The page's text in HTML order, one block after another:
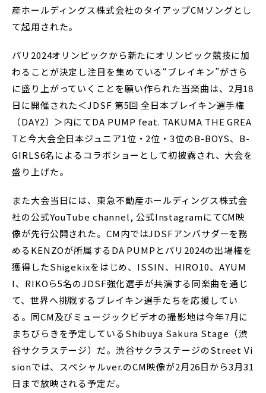
産ホールディングス株式会社のタイアップCMソングとし
て起用された。
パリ2024オリンピックから新たにオリンピック競技に加
わることが決定し注目を集めている“ブレイキン”がさら
に盛り上がっていくことを願い作られた当楽曲は、2月18
日に開催された＜JDSF 第5回 全日本ブレイキン選手権
（DAY2）＞内にてDA PUMP feat. TAKUMA THE GREA
Tと今大会全日本ジュニア1位・2位・3位のB-BOYS、B-
GIRLS6名によるコラボショーとして初披露され、大会を
盛り上げた。
また大会当日には、東急不動産ホールディングス株式会
社の公式YouTube channel, 公式InstagramにてCM映
像が先行公開された。CM内ではJDSFアンバサダーを務
めるKENZOが所属するDA PUMPとパリ2024の出場権を
獲得したShigekixをはじめ、ISSIN、HIRO10、AYUM
I、RIKOら5名のJDSF強化選手が共演する同楽曲を通じ
て、世界へ挑戦するブレイキン選手たちを応援してい
る。同CM及びミュージックビデオの撮影地は今年7月に
まちびらきを予定しているShibuya Sakura Stage（渋
谷サクラステージ）だ。渋谷サクラステージのStreet Vi
sionでは、スペシャルver.のCM映像が2月26日から3月31
日まで放映される予定だ。